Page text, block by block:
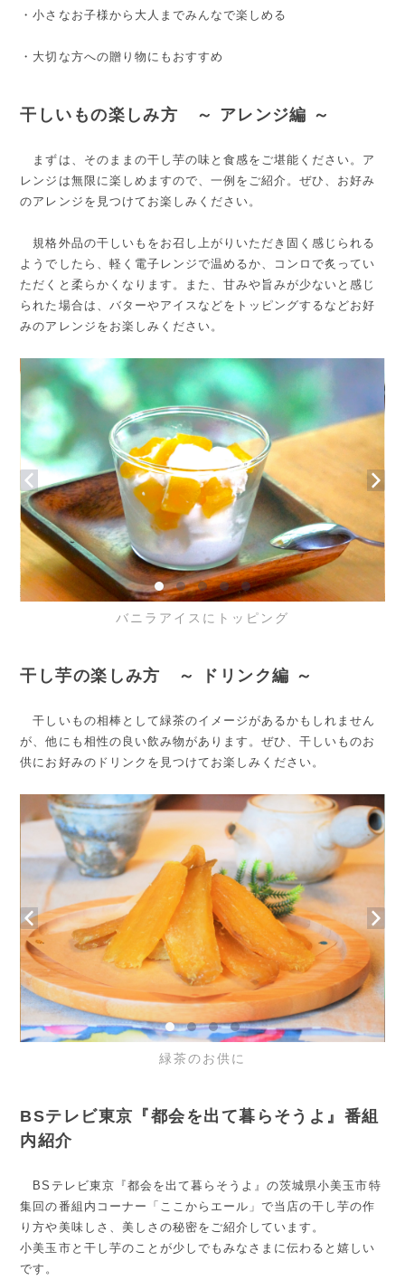
・小さなお子様から大人までみんなで楽しめる
・大切な方への贈り物にもおすすめ
干しいもの楽しみ方 ～ アレンジ編 ～
まずは、そのままの干し芋の味と食感をご堪能ください。ア
レンジは無限に楽しめますので、一例をご紹介。ぜひ、お好み
のアレンジを見つけてお楽しみください。
規格外品の干しいもをお召し上がりいただき固く感じられる
ようでしたら、軽く電子レンジで温めるか、コンロで炙ってい
ただくと柔らかくなります。また、甘みや旨みが少ないと感じ
られた場合は、バターやアイスなどをトッピングするなどお好
みのアレンジをお楽しみください。
バニラアイスにトッピング
干し芋の楽しみ方 ～ ドリンク編 ～
干しいもの相棒として緑茶のイメージがあるかもしれません
が、他にも相性の良い飲み物があります。ぜひ、干しいものお
供にお好みのドリンクを見つけてお楽しみください。
緑茶のお供に
BSテレビ東京『都会を出て暮らそうよ』番組
内紹介
BSテレビ東京『都会を出て暮らそうよ』の茨城県小美玉市特
集回の番組内コーナー「ここからエール」で当店の干し芋の作
り方や美味しさ、美しさの秘密をご紹介しています。
小美玉市と干し芋のことが少しでもみなさまに伝わると嬉しい
です。